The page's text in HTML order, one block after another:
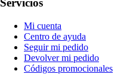
Servicios
Mi cuenta
Centro de ayuda
Seguir mi pedido
Devolver mi pedido
Códigos promocionales